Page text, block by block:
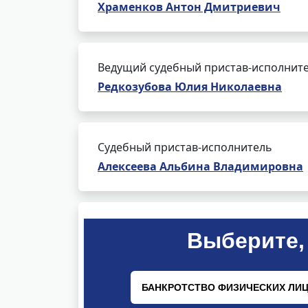
Храменков Антон Дмитриевич
Ведущий судебный пристав-
Редкозубова Юлия Николаевна
Судебный пристав-исполнитель
Алексеева Альбина Владимировна